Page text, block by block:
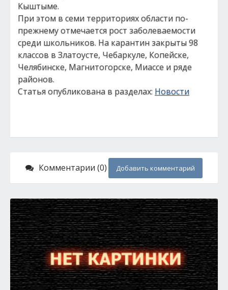
Кыштыме.
При этом в семи территориях области по-
прежнему отмечается рост заболеваемости
среди школьников. На карантин закрыты 98
классов в Златоусте, Чебаркуле, Копейске,
Челябинске, Магнитогорске, Миассе и ряде
районов.
Статья опубликована в разделах: Новости
Комментарии (0) Добавить комментарий